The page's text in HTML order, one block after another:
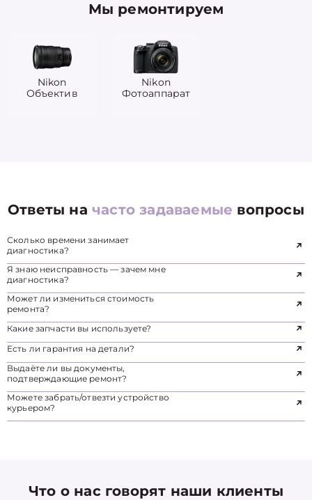
Мы ремонтируем
Nikon
Объектив
Nikon
Фотоаппарат
Ответы начасто задаваемые вопросы
Сколько времени занимает
диагностика?
Я знаю неисправность — зачем мне
диагностика?
Может ли измениться стоимость
ремонта?
Какие запчасти вы используете?
Есть ли гарантия на детали?
Выдаёте ли вы документы,
подтверждающие ремонт?
Можете забрать/отвезти устройство
курьером?
Что о нас говорят наши клиенты